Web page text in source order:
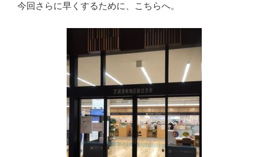
今回さらに早くするために、こちらへ。